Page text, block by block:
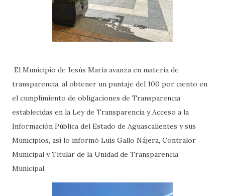
El Municipio de Jesús María avanza en materia de
transparencia, al obtener un puntaje del 100 por ciento en
el cumplimiento de obligaciones de Transparencia
establecidas en la Ley de Transparencia y Acceso a la
Información Pública del Estado de Aguascalientes y sus
Municipios, así lo informó Luis Gallo Nájera, Contralor
Municipal y Titular de la Unidad de Transparencia
Municipal.